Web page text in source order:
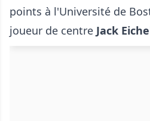
points à l'Université de
joueur de centre Jack